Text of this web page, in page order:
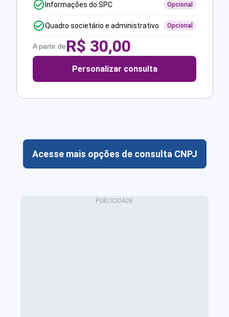
Informações do SPC Opcional
Quadro societário e administrativo Opcional
A partir deR$ 30,00
Personalizar consulta
Acesse mais opções de consulta CNPJ